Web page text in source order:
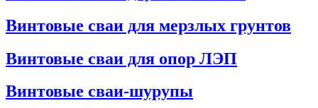
Винтовые сваи для мерзлых грунтов
Винтовые сваи для опор ЛЭП
Винтовые сваи-шурупы